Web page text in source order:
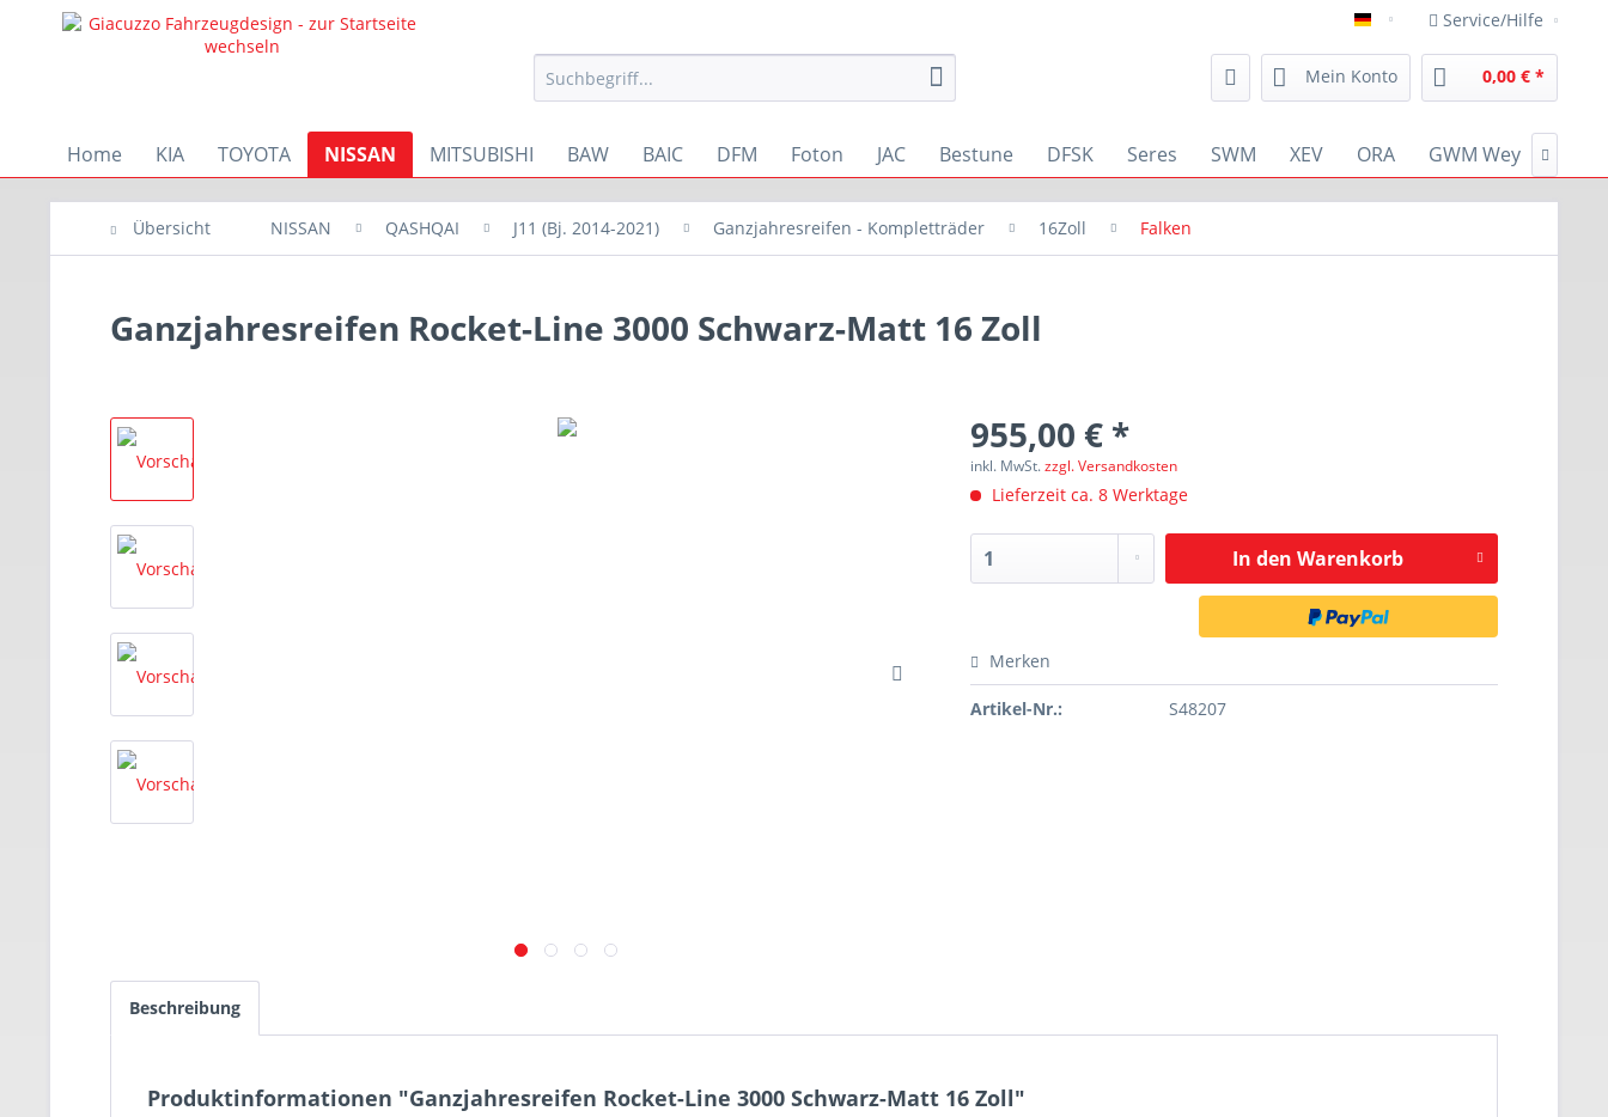
deutsch Service/Hilfe
Mein Konto 0,00 € *
Home KIA TOYOTA NISSAN MITSUBISHI BAW BAIC DFM Foton JAC Bestune DFSK Seres SWM XEV ORA GWM Wey 
Übersicht NISSAN QASHQAI J11 (Bj. 2014-2021) Ganzjahresreifen - Kompletträder 16Zoll Falken
Ganzjahresreifen Rocket-Line 3000 Schwarz-Matt 16 Zoll
955,00 € *
inkl. MwSt.zzgl. Versandkosten
Lieferzeit ca. 8 Werktage
In den Warenkorb
Merken
Artikel-Nr.: S48207
Beschreibung
Produktinformationen "Ganzjahresreifen Rocket-Line 3000 Schwarz-Matt 16 Zoll"